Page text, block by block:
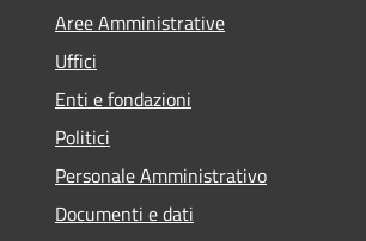
Aree Amministrative
Uffici
Enti e fondazioni
Politici
Personale Amministrativo
Documenti e dati